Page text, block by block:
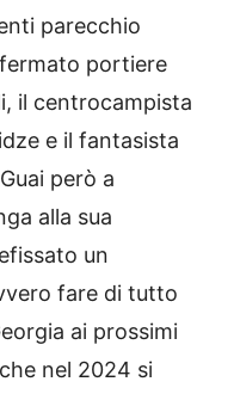
parecchio
portiere
il centrocampista
e il fantasista
però a
alla sua
un
fare di tutto
ai prossimi
nel 2024 si